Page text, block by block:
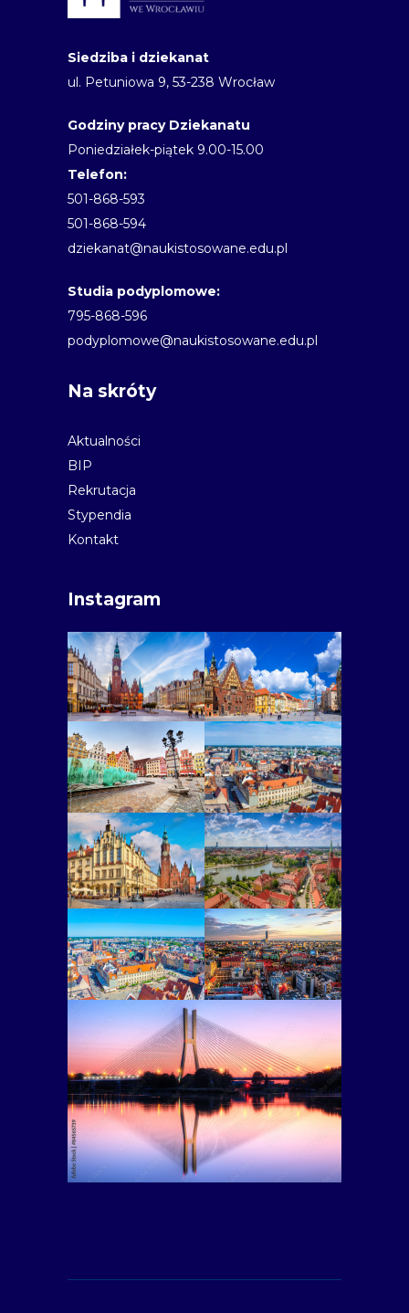
Siedziba i dziekanat
ul. Petuniowa 9, 53-238 Wrocław
Godziny pracy Dziekanatu
Poniedziałek-piątek 9.00-15.00
Telefon:
501-868-593
501-868-594
dziekanat@naukistosowane.edu.pl
Studia podyplomowe:
795-868-596
podyplomowe@naukistosowane.edu.pl
Na skróty
Aktualności
BIP
Rekrutacja
Stypendia
Kontakt
Instagram